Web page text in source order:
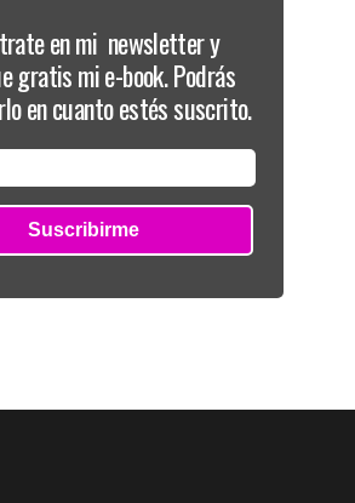
en mi newsletter y
gratis mi e-book. Podrás
en cuanto estés suscrito.